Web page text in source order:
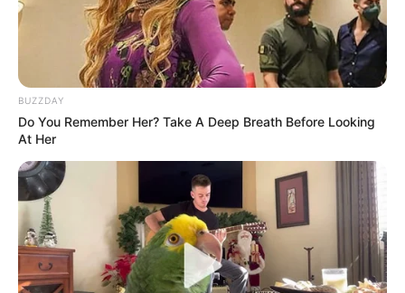
ΔΗΜΟΦΙΛΗ ΑΡΘΡΑ
BUZZDAY
Do You Remember Her? Take A Deep Breath Before Looking
At Her